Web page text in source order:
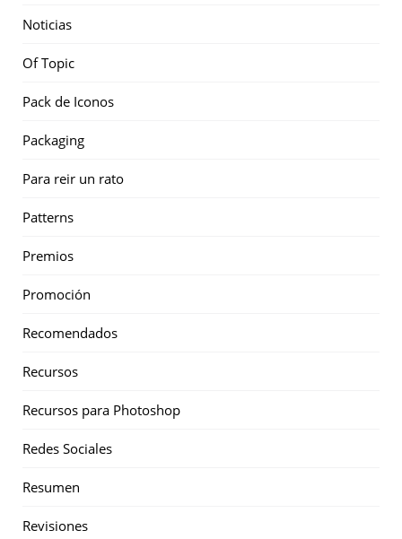
Noticias
Of Topic
Pack de Iconos
Packaging
Para reir un rato
Patterns
Premios
Promoción
Recomendados
Recursos
Recursos para Photoshop
Redes Sociales
Resumen
Revisiones